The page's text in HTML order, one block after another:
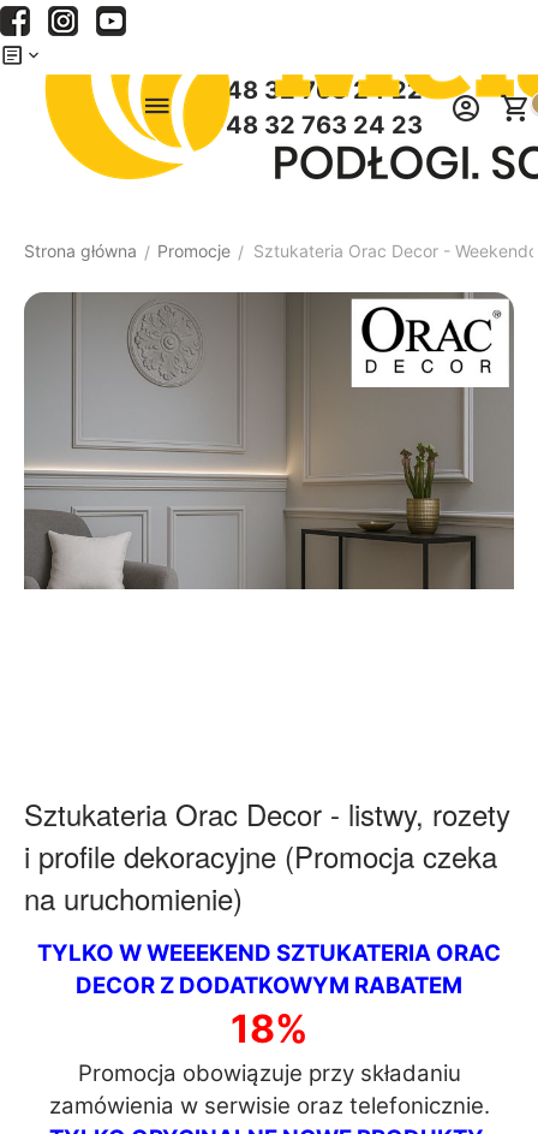
+48 32 763 24 22
+48 32 763 24 23
Strona główna / Promocje / Sztukateria Orac Decor -
Sztukateria Orac Decor - listwy, rozety
i profile dekoracyjne (Promocja czeka
na uruchomienie)
TYLKO W WEEEKEND SZTUKATERIA ORAC
DECOR Z DODATKOWYM RABATEM
18%
Promocja obowiązuje przy składaniu
zamówienia w serwisie oraz telefonicznie.